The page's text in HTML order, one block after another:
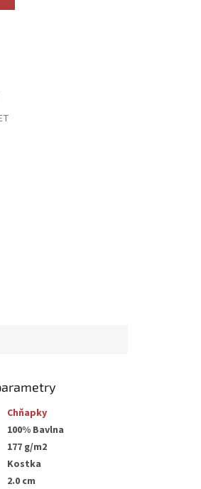
Chňapky
100% Bavlna
177 g/m2
Kostka
2.0 cm